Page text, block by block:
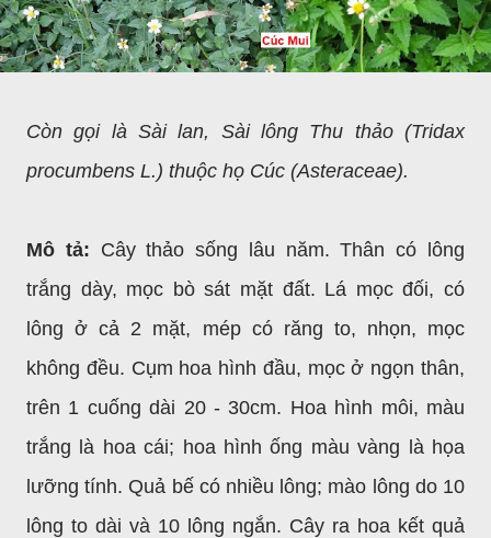
Còn gọi là Sài lan, Sài lông Thu thảo (Tridax
procumbens L.) thuộc họ Cúc (Asteraceae).
Mô tả: Cây thảo sống lâu năm. Thân có lông
trắng dày, mọc bò sát mặt đất. Lá mọc đối, có
lông ở cả 2 mặt, mép có răng to, nhọn, mọc
không đều. Cụm hoa hình đầu, mọc ở ngọn thân,
trên 1 cuống dài 20 - 30cm. Hoa hình môi, màu
trắng là hoa cái; hoa hình ống màu vàng là họa
lưỡng tính. Quả bế có nhiều lông; mào lông do 10
lông to dài và 10 lông ngắn. Cây ra hoa kết quả